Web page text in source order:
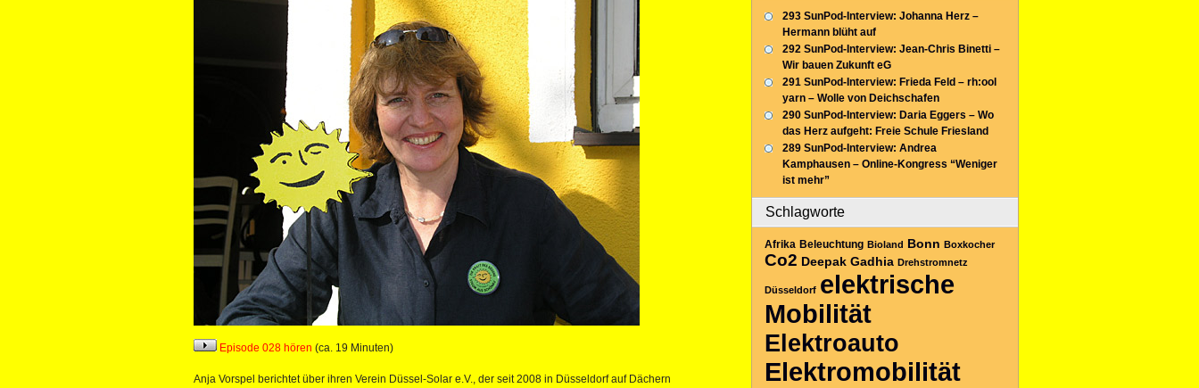
Episode 028 hören (ca. 19 Minuten)
Anja Vorspel berichtet über ihren Verein Düssel-Solar e.V., der seit 2008 in Düsseldorf auf Dächern
293 SunPod-Interview: Johanna Herz –
Hermann blüht auf
292 SunPod-Interview: Jean-Chris Binetti –
Wir bauen Zukunft eG
291 SunPod-Interview: Frieda Feld – rh:ool
yarn – Wolle von Deichschafen
290 SunPod-Interview: Daria Eggers – Wo
das Herz aufgeht: Freie Schule Friesland
289 SunPod-Interview: Andrea
Kamphausen – Online-Kongress “Weniger
ist mehr”
Schlagworte
Afrika Beleuchtung Bioland Bonn Boxkocher
Co2 Deepak Gadhia Drehstromnetz
Düsseldorf elektrische
Mobilität
Elektroauto
Elektromobilität